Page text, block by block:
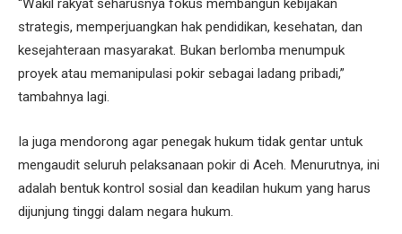
“Wakil rakyat seharusnya fokus membangun kebijakan
strategis, memperjuangkan hak pendidikan, kesehatan, dan
kesejahteraan masyarakat. Bukan berlomba menumpuk
proyek atau memanipulasi pokir sebagai ladang pribadi,”
tambahnya lagi.
Ia juga mendorong agar penegak hukum tidak gentar untuk
mengaudit seluruh pelaksanaan pokir di Aceh. Menurutnya, ini
adalah bentuk kontrol sosial dan keadilan hukum yang harus
dijunjung tinggi dalam negara hukum.